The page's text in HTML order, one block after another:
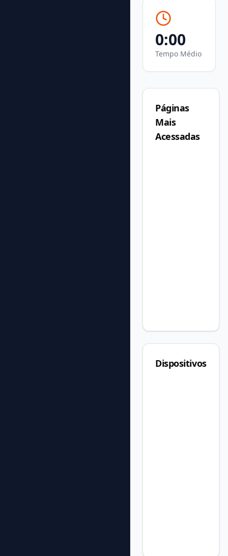
0:00
Tempo Médio
Páginas
Mais
Acessadas
Dispositivos